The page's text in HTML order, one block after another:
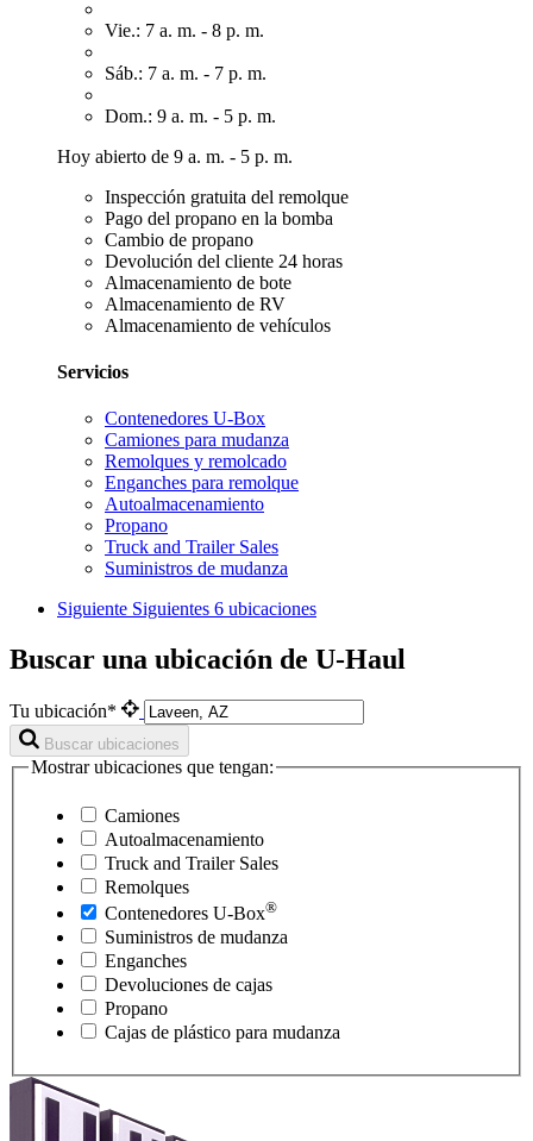
Vie.: 7 a. m. - 8 p. m.
Sáb.: 7 a. m. - 7 p. m.
Dom.: 9 a. m. - 5 p. m.
Hoy abierto de 9 a. m. - 5 p. m.
Inspección gratuita del remolque
Pago del propano en la bomba
Cambio de propano
Devolución del cliente 24 horas
Almacenamiento de bote
Almacenamiento de RV
Almacenamiento de vehículos
Servicios
Contenedores U-Box
Camiones para mudanza
Remolques y remolcado
Enganches para remolque
Autoalmacenamiento
Propano
Truck and Trailer Sales
Suministros de mudanza
Siguiente Siguientes 6 ubicaciones
Buscar una ubicación de U-Haul
Tu ubicación*
Buscar ubicaciones
Mostrar ubicaciones que tengan:
Camiones
Autoalmacenamiento
Truck and Trailer Sales
Remolques
Contenedores U-Box®
Suministros de mudanza
Enganches
Devoluciones de cajas
Propano
Cajas de plástico para mudanza